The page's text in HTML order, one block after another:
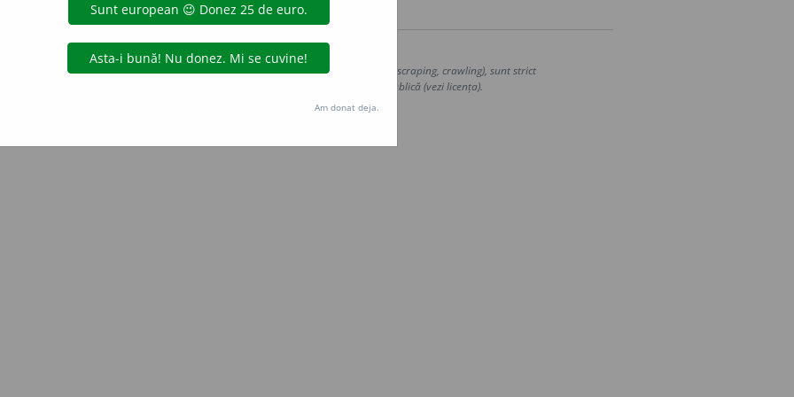
Copyright © 2004-2026 dexonline (https://dexonline.ro)
datelor de pe acest site, inclusiv prin orice metode de extragere automată (web scraping, crawling), sunt strict
nostru prealabil scris, cu excepția seturilor de date oferite oficial spre utilizare publică (vezi licența).
Hosterion
Am donat deja.